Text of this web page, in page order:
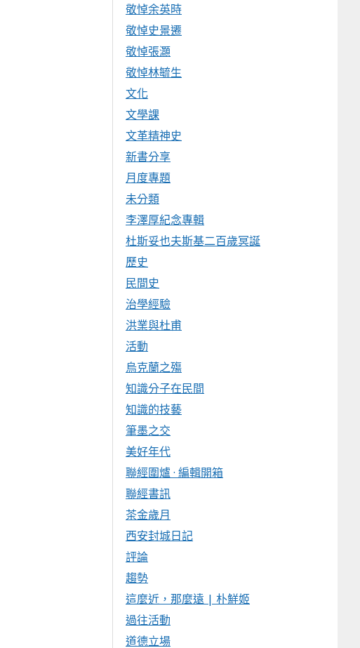
敬悼余英時
敬悼史景遷
敬悼張灝
敬悼林毓生
文化
文學課
文革精神史
新書分享
月度專題
未分類
李澤厚紀念專輯
杜斯妥也夫斯基二百歲冥誕
歷史
民間史
治學經驗
洪業與杜甫
活動
烏克蘭之殤
知識分子在民間
知識的技藝
筆墨之交
美好年代
聯經圍爐 · 編輯開箱
聯經書訊
茶金歲月
西安封城日記
評論
趨勢
這麼近，那麼遠 | 朴鮮姬
過往活動
道德立場